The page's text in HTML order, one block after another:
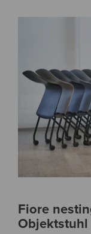
Fiore